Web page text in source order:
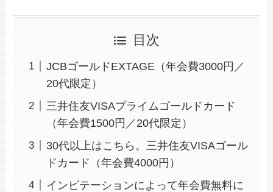
目次
JCBゴールドEXTAGE（年会費3000円／
20代限定）
三井住友VISAプライムゴールドカード
（年会費1500円／20代限定）
30代以上はこちら。三井住友VISAゴール
ドカード（年会費4000円）
インビテーションによって年会費無料に